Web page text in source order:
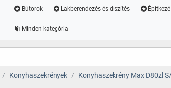
Bútorok Lakberendezés és díszítés Építkezé
Minden kategória
Konyhaszekrények Konyhaszekrény Max D80zl